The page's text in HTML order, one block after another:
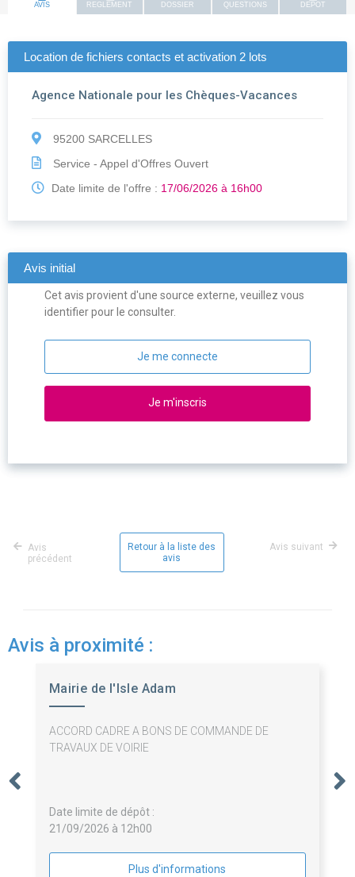
AVIS REGLEMENT DOSSIER QUESTIONS DEPOT
Location de fichiers contacts et activation 2 lots
Agence Nationale pour les Chèques-Vacances
95200 SARCELLES
Service - Appel d'Offres Ouvert
Date limite de l'offre : 17/06/2026 à 16h00
Avis initial
Cet avis provient d'une source externe, veuillez vous
identifier pour le consulter.
Je me connecte
Je m'inscris
Avis
précédent
Retour à la liste des
avis
Avis suivant
Avis à proximité :
Mairie de l'Isle Adam
ACCORD CADRE A BONS DE COMMANDE DE
TRAVAUX DE VOIRIE
Date limite de dépôt :
21/09/2026 à 12h00
Plus d'informations